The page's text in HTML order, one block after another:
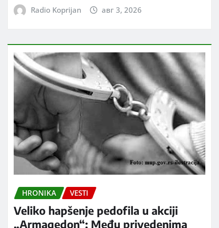
Radio Koprijan авг 3, 2026
HRONIKA VESTI
Veliko hapšenje pedofila u akciji
„Armagedon“: Među privedenima